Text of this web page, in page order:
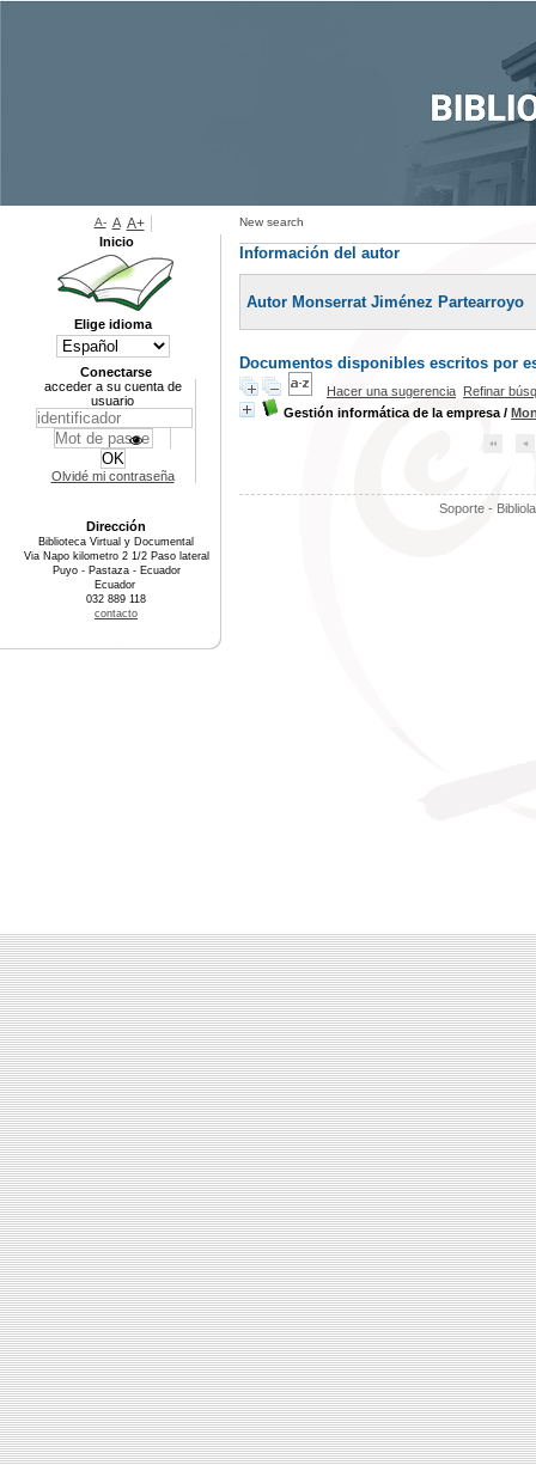
New search
Información del autor
Autor Monserrat Jiménez Partearroyo
Documentos disponibles escritos por
Hacer una sugerencia Refinar
Gestión informática de la empresa /
Soporte -
A- A A+
Inicio
Elige idioma
Conectarse
acceder a su cuenta de
usuario
Olvidé mi contraseña
Dirección
Biblioteca Virtual y Documental
Via Napo kilometro 2 1/2 Paso lateral
Puyo - Pastaza - Ecuador
Ecuador
032 889 118
contacto